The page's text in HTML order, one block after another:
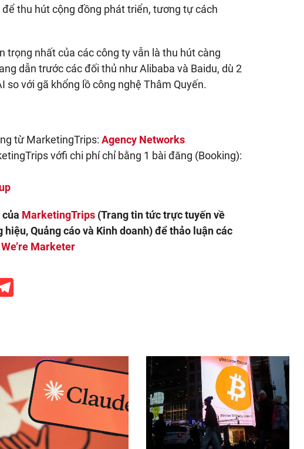
thu hút cộng đồng phát triển, tương tự cách
trọng nhất của các công ty vẫn là thu hút càng
dẫn trước các đối thủ như Alibaba và Baidu, dù 2
với gã khổng lồ công nghệ Thâm Quyến.
từ MarketingTrips: Agency Networks
vớfi chi phí chỉ bằng 1 bài đăng (Booking):
MarketingTrips (Trang tin tức trực tuyến về
Quảng cáo và Kinh doanh) để thảo luận các
We’re Marketer